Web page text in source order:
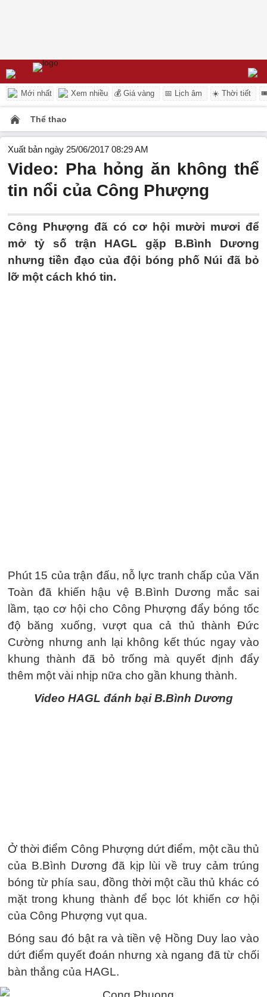
Mới nhất Xem nhiều 💰 Giá vàng 📅 Lịch âm ☀️ Thời tiết
Thể thao
Xuất bản ngày 25/06/2017 08:29 AM
Video: Pha hỏng ăn không thể
tin nổi của Công Phượng
Công Phượng đã có cơ hội mười mươi để
mở tỷ số trận HAGL gặp B.Bình Dương
nhưng tiền đạo của đội bóng phố Núi đã bỏ
lỡ một cách khó tin.
Phút 15 của trận đấu, nỗ lực tranh chấp của Văn
Toàn đã khiến hậu vệ B.Bình Dương mắc sai
lầm, tạo cơ hội cho Công Phượng đẩy bóng tốc
độ băng xuống, vượt qua cả thủ thành Đức
Cường nhưng anh lại không kết thúc ngay vào
khung thành đã bỏ trống mà quyết định đẩy
thêm một vài nhịp nữa cho gần khung thành.
Video HAGL đánh bại B.Bình Dương
Ở thời điểm Công Phượng dứt điểm, một cầu thủ
của B.Bình Dương đã kịp lùi về truy cảm trúng
bóng từ phía sau, đồng thời một cầu thủ khác có
mặt trong khung thành để bọc lót khiến cơ hội
của Công Phượng vụt qua.
Bóng sau đó bật ra và tiền vệ Hồng Duy lao vào
dứt điểm quyết đoán nhưng xà ngang đã từ chối
bàn thắng của HAGL.